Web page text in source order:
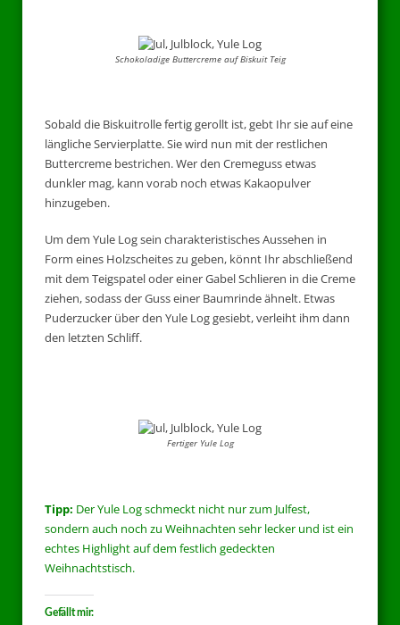
Schokoladige Buttercreme auf Biskuit Teig
Sobald die Biskuitrolle fertig gerollt ist, gebt Ihr sie auf eine
längliche Servierplatte. Sie wird nun mit der restlichen
Buttercreme bestrichen. Wer den Cremeguss etwas
dunkler mag, kann vorab noch etwas Kakaopulver
hinzugeben.
Um dem Yule Log sein charakteristisches Aussehen in
Form eines Holzscheites zu geben, könnt Ihr abschließend
mit dem Teigspatel oder einer Gabel Schlieren in die Creme
ziehen, sodass der Guss einer Baumrinde ähnelt. Etwas
Puderzucker über den Yule Log gesiebt, verleiht ihm dann
den letzten Schliff.
Fertiger Yule Log
Tipp: Der Yule Log schmeckt nicht nur zum Julfest,
sondern auch noch zu Weihnachten sehr lecker und ist ein
echtes Highlight auf dem festlich gedeckten
Weihnachtstisch.
Gefällt mir: